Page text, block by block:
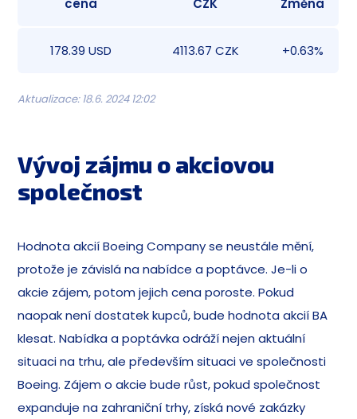
cena CZK Změna
178.39 USD 4113.67 CZK +0.63%
Aktualizace: 18.6. 2024 12:02
Vývoj zájmu o akciovou
společnost
Hodnota akcií Boeing Company se neustále mění,
protože je závislá na nabídce a poptávce. Je-li o
akcie zájem, potom jejich cena poroste. Pokud
naopak není dostatek kupců, bude hodnota akcií BA
klesat. Nabídka a poptávka odráží nejen aktuální
situaci na trhu, ale především situaci ve společnosti
Boeing. Zájem o akcie bude růst, pokud společnost
expanduje na zahraniční trhy, získá nové zakázky